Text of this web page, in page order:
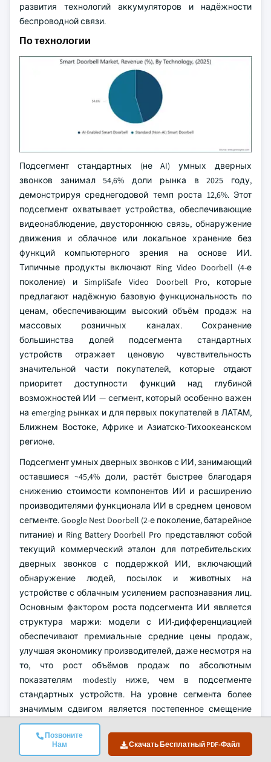
Позвоните
Нам
Скачать Бесплатный PDF-Файл
развития технологий аккумуляторов и надёжности
беспроводной связи.
По технологии
Подсегмент стандартных (не AI) умных дверных
звонков занимал 54,6% доли рынка в 2025 году,
демонстрируя среднегодовой темп роста 12,6%. Этот
подсегмент охватывает устройства, обеспечивающие
видеонаблюдение, двустороннюю связь, обнаружение
движения и облачное или локальное хранение без
функций компьютерного зрения на основе ИИ.
Типичные продукты включают Ring Video Doorbell (4-е
поколение) и SimpliSafe Video Doorbell Pro, которые
предлагают надёжную базовую функциональность по
ценам, обеспечивающим высокий объём продаж на
массовых розничных каналах. Сохранение
большинства долей подсегмента стандартных
устройств отражает ценовую чувствительность
значительной части покупателей, которые отдают
приоритет доступности функций над глубиной
возможностей ИИ — сегмент, который особенно важен
на emerging рынках и для первых покупателей в ЛАТАМ,
Ближнем Востоке, Африке и Азиатско-Тихоокеанском
регионе.
Подсегмент умных дверных звонков с ИИ, занимающий
оставшиеся ~45,4% доли, растёт быстрее благодаря
снижению стоимости компонентов ИИ и расширению
производителями функционала ИИ в среднем ценовом
сегменте. Google Nest Doorbell (2-е поколение, батарейное
питание) и Ring Battery Doorbell Pro представляют собой
текущий коммерческий эталон для потребительских
дверных звонков с поддержкой ИИ, включающий
обнаружение людей, посылок и животных на
устройстве с облачным усилением распознавания лиц.
Основным фактором роста подсегмента ИИ является
структура маржи: модели с ИИ-дифференциацией
обеспечивают премиальные средние цены продаж,
улучшая экономику производителей, даже несмотря на
то, что рост объёмов продаж по абсолютным
показателям modestly ниже, чем в подсегменте
стандартных устройств. На уровне сегмента более
значимым сдвигом является постепенное смещение
функций ИИ в диапазон цен 100–150 долларов США —
порог, при котором возможности ИИ становятся
доступными для массового покупателя, а не только для